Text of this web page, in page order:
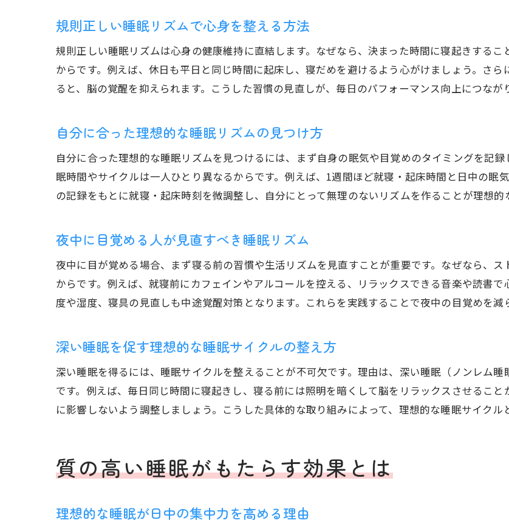
自分に合う睡眠時間の見つけ方
理想的な睡眠時間を知るための体調観察法
年齢や生活リズム別の睡眠時間の目安とは
睡眠グラフを活用した睡眠時間の最適化
睡眠不足や寝過ぎを避けるためのポイン
深い睡眠がもたらす体調の変化とは
理想的な睡眠を支える深い睡眠の測り方
7時間睡眠を続けた場合の変化
7時間睡眠を続けることで得られる変化
理想的な睡眠習慣としての7時間睡眠の
7時間睡眠が日中のパフォーマンスに与え
7時間睡眠を続ける際の注意点と実践方法
理想的な睡眠を目指す人の7時間睡眠体験
睡眠グラフから見える改善ポイント
規則正しい睡眠リズムで心身を整える方法
規則正しい睡眠リズムは心身の健康維持に直結します。なぜなら、決まった時間に寝起きする
からです。例えば、休日も平日と同じ時間に起床し、寝だめを避けるよう心がけましょう。さ
ると、脳の覚醒を抑えられます。こうした習慣の見直しが、毎日のパフォーマンス向上につなが
自分に合った理想的な睡眠リズムの見つけ方
自分に合った理想的な睡眠リズムを見つけるには、まず自身の眠気や目覚めのタイミングを記
眠時間やサイクルは一人ひとり異なるからです。例えば、1週間ほど就寝・起床時間と日中の眠
の記録をもとに就寝・起床時刻を微調整し、自分にとって無理のないリズムを作ることが理想的
夜中に目覚める人が見直すべき睡眠リズム
夜中に目が覚める場合、まず寝る前の習慣や生活リズムを見直すことが重要です。なぜなら、
からです。例えば、就寝前にカフェインやアルコールを控える、リラックスできる音楽や読書
度や湿度、寝具の見直しも中途覚醒対策となります。これらを実践することで夜中の目覚めを減
深い睡眠を促す理想的な睡眠サイクルの整え方
深い睡眠を得るには、睡眠サイクルを整えることが不可欠です。理由は、深い睡眠（ノンレム
です。例えば、毎日同じ時間に寝起きし、寝る前には照明を暗くして脳をリラックスさせるこ
に影響しないよう調整しましょう。こうした具体的な取り組みによって、理想的な睡眠サイクル
質の高い睡眠がもたらす効果とは
理想的な睡眠が日中の集中力を高める理由